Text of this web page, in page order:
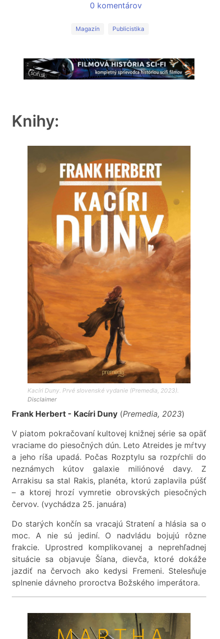
0 komentárov
Magazín Publicistika
Knihy:
Kacíri Duny. Prvé slovenské vydanie (Premedia, 2023).
Disclaimer
Frank Herbert - Kacíri Duny (Premedia, 2023)
V piatom pokračovaní kultovej knižnej série sa opäť
vraciame do piesočných dún. Leto Atreides je mŕtvy
a jeho ríša upadá. Počas Rozptylu sa rozpŕchli do
neznámych kútov galaxie miliónové davy. Z
Arrakisu sa stal Rakis, planéta, ktorú zaplavila púšť
– a ktorej hrozí vymretie obrovských piesočných
červov. (vychádza 25. januára)
Do starých končín sa vracajú Stratení a hlásia sa o
moc. A nie sú jediní. O nadvládu bojujú rôzne
frakcie. Uprostred komplikovanej a neprehľadnej
situácie sa objavuje Šíana, dievča, ktoré dokáže
jazdiť na červoch ako kedysi Fremeni. Stelesňuje
splnenie dávneho proroctva Božského imperátora.